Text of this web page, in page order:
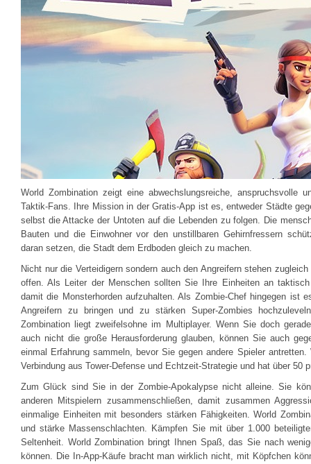
World Zombination zeigt eine abwechslungsreiche, anspruchsvolle
Taktik-Fans. Ihre Mission in der Gratis-App ist es, entweder Städte
selbst die Attacke der Untoten auf die Lebenden zu folgen. Die
Bauten und die Einwohner vor den unstillbaren Gehirnfressern
daran setzen, die Stadt dem Erdboden gleich zu machen.
Nicht nur die Verteidigern sondern auch den Angreifern stehen
offen. Als Leiter der Menschen sollten Sie Ihre Einheiten an
damit die Monsterhorden aufzuhalten. Als Zombie-Chef hingegen ist
Angreifern zu bringen und zu stärken Super-Zombies
Zombination liegt zweifelsohne im Multiplayer. Wenn Sie doch
auch nicht die große Herausforderung glauben, können Sie auch
einmal Erfahrung sammeln, bevor Sie gegen andere Spieler
Verbindung aus Tower-Defense und Echtzeit-Strategie und hat über 50
Zum Glück sind Sie in der Zombie-Apokalypse nicht alleine. Sie
anderen Mitspielern zusammenschließen, damit zusammen
einmalige Einheiten mit besonders stärken Fähigkeiten. World
und stärke Massenschlachten. Kämpfen Sie mit über 1.000
Seltenheit. World Zombination bringt Ihnen Spaß, das Sie nach
können. Die In-App-Käufe bracht man wirklich nicht, mit Köpfchen